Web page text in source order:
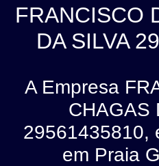
FRANCISCO
DA SILVA
A Empresa
CHAGAS
29561435810,
em Praia